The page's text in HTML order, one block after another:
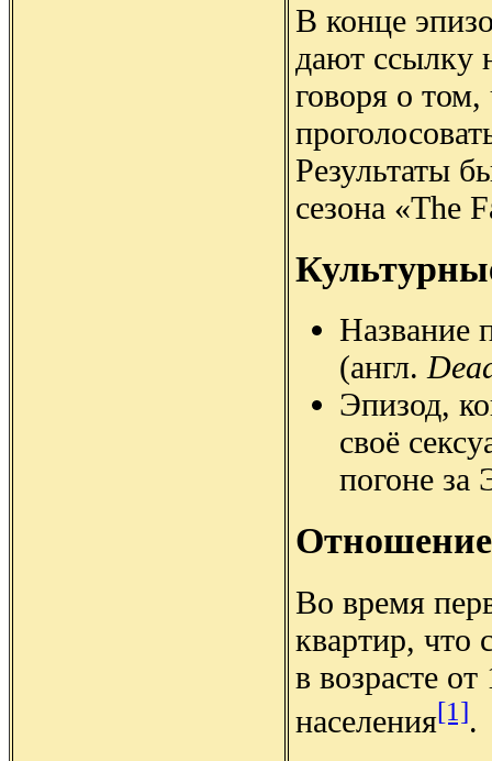
В конце
дают ссылку
говоря о
Результаты
сезона «The
Название
(англ.
Эпизод,
своё
погоне за
Во время
квартир, что
в возрасте
населения[1].